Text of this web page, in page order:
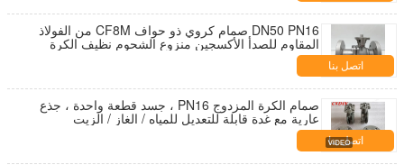
DN50 PN16 صمام كروي ذو حواف CF8M من الفولاذ
المقاوم للصدأ الأكسجين منزوع الشحوم نظيف الكرة
العائمة بالكامل لخدمة خالية من الزيت اتصل بنا
صمام الكرة المزدوج PN16 ، جسد قطعة واحدة ، جذع
عارية مع غدة قابلة للتعديل للمياه / الغاز / الزيت
اتصل بنا